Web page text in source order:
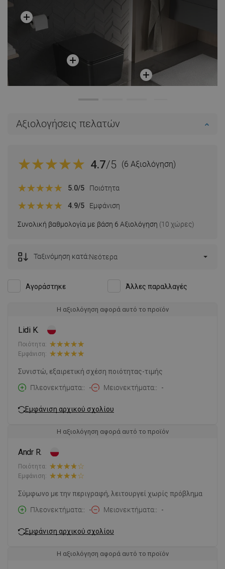
Αξιολογήσεις πελατών
4.7/5 (6 Αξιολόγηση)
Συνολική βαθμολογία με βάση 6 Αξιολόγηση (10 χώρες)
5.0/5 Ποιότητα
4.9/5 Εμφάνιση
Αγοράστηκε Άλλες παραλλαγές
Ταξινόμηση κατά:Νεότερα
Η αξιολόγηση αφορά αυτό το προϊόν
Lidi K.
Ποιότητα:
Εμφάνιση:
Συνιστώ, εξαιρετική σχέση ποιότητας-τιμής
Πλεονεκτήματα:
- Μειονεκτήματα: -
Εμφάνιση αρχικού σχολίου
Η αξιολόγηση αφορά αυτό το προϊόν
Andr R.
Ποιότητα:
Εμφάνιση:
Σύμφωνο με την περιγραφή, λειτουργεί χωρίς πρόβλημα
Πλεονεκτήματα:
- Μειονεκτήματα: -
Εμφάνιση αρχικού σχολίου
Η αξιολόγηση αφορά αυτό το προϊόν